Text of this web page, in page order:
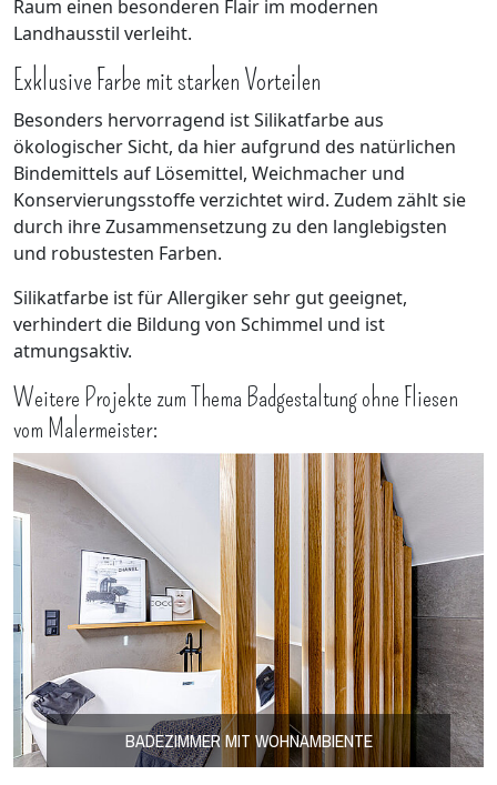
Raum einen besonderen Flair im modernen
Landhausstil verleiht.
Exklusive Farbe mit starken Vorteilen
Besonders hervorragend ist Silikatfarbe aus
ökologischer Sicht, da hier aufgrund des natürlichen
Bindemittels auf Lösemittel, Weichmacher und
Konservierungsstoffe verzichtet wird. Zudem zählt sie
durch ihre Zusammensetzung zu den langlebigsten
und robustesten Farben.
Silikatfarbe ist für Allergiker sehr gut geeignet,
verhindert die Bildung von Schimmel und ist
atmungsaktiv.
Weitere Projekte zum Thema Badgestaltung ohne Fliesen
vom Malermeister:
BADEZIMMER MIT WOHNAMBIENTE